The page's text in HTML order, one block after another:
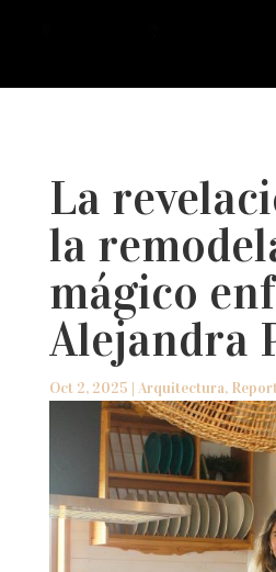
La
la
mágico
Alejandra
Oct 2, 2025 | Arquitectura,